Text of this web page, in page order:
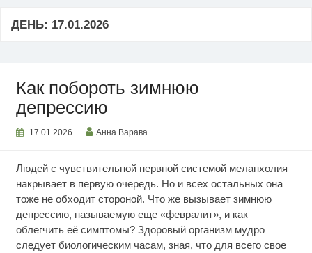
ДЕНЬ: 17.01.2026
Как побороть зимнюю
депрессию
17.01.2026 Анна Варава
Людей с чувствительной нервной системой меланхолия
накрывает в первую очередь. Но и всех остальных она
тоже не обходит стороной. Что же вызывает зимнюю
депрессию, называемую еще «февралит», и как
облегчить её симптомы? Здоровый организм мудро
следует биологическим часам, зная, что для всего свое